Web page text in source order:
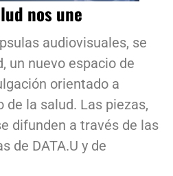
nos une
audiovisuales, se
un nuevo espacio de
orientado a
de la salud. Las piezas,
difunden a través de las
de DATA.U y de